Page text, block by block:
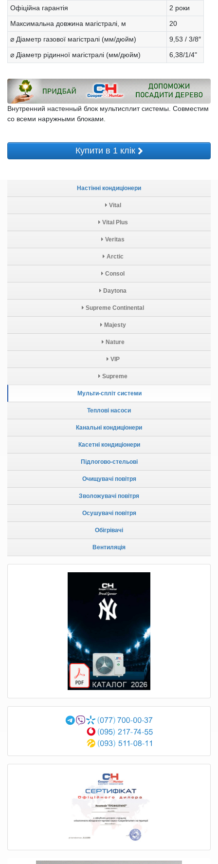
Настінні кондиціонери
Vital
Vital Plus
Veritas
Arctic
Consol
Daytona
Supreme Continental
Majesty
Nature
VIP
Supreme
Мульти-спліт системи
Теплові насоси
Канальні кондиціонери
Касетні кондиціонери
Підлогово-стельові
Очищувачі повітря
Зволожувачі повітря
Осушувачі повітря
Обігрівачі
Вентиляція
Офіційна гарантія
2 роки
Максимальна довжина магістралі, м
20
⌀ Діаметр газової магістралі (мм/дюйм)
9,53 / 3/8″
⌀ Діаметр рідинної магістралі (мм/дюйм)
6,38/1/4"
Внутренний настенный блок мультисплит системы. Совместим
со всеми наружными блоками.
Купити в 1 клік